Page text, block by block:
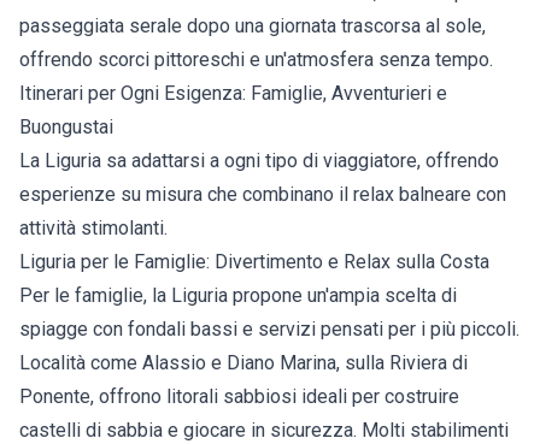
passeggiata serale dopo una giornata trascorsa al sole,
offrendo scorci pittoreschi e un'atmosfera senza tempo.
Itinerari per Ogni Esigenza: Famiglie, Avventurieri e
Buongustai
La Liguria sa adattarsi a ogni tipo di viaggiatore, offrendo
esperienze su misura che combinano il relax balneare con
attività stimolanti.
Liguria per le Famiglie: Divertimento e Relax sulla Costa
Per le famiglie, la Liguria propone un'ampia scelta di
spiagge con fondali bassi e servizi pensati per i più piccoli.
Località come Alassio e Diano Marina, sulla Riviera di
Ponente, offrono litorali sabbiosi ideali per costruire
castelli di sabbia e giocare in sicurezza. Molti stabilimenti